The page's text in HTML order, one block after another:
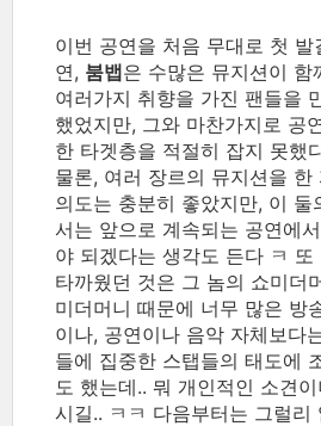
이번 공연을 처음 무대로 첫 발
연, 붐뱁은 수많은 뮤지션이 함
여러가지 취향을 가진 팬들을
했었지만, 그와 마찬가지로 공
한 타겟층을 적절히 잡지 못했
물론, 여러 장르의 뮤지션을 한
의도는 충분히 좋았지만, 이 둘
서는 앞으로 계속되는 공연에
야 되겠다는 생각도 든다 ㅋ
타까웠던 것은 그 놈의 쇼미더
미더머니 때문에 너무 많은 방
이나, 공연이나 음악 자체보다
들에 집중한 스탭들의 태도에
도 했는데.. 뭐 개인적인 소견
시길.. ㅋㅋ 다음부터는 그럴리